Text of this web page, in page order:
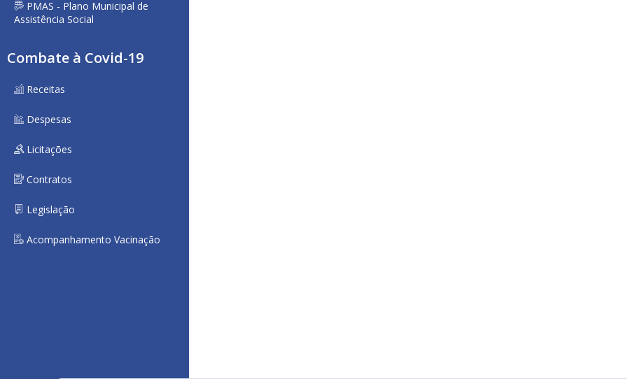
PMAS - Plano Municipal de
Assistência Social
Combate à Covid-19
Receitas
Despesas
Licitações
Contratos
Legislação
Acompanhamento Vacinação